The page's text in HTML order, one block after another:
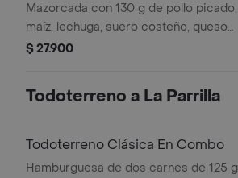
Mazorcada con 130 g de pollo picado,
maíz, lechuga, suero costeño, queso
costeño, salsa BBQ, salsa Corral,
$ 27.900
Todoterreno a La Parrilla
Todoterreno Clásica En Combo
Hamburguesa de dos carnes de 125 g